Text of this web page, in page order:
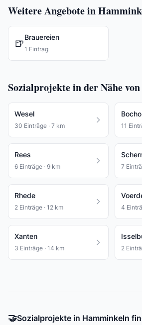
Weitere Angebote in
🍺
Brauereien
1 Eintrag
Sozialprojekte in der Nähe
Wesel
30 Einträge · 7 km 11
Rees
6 Einträge · 9 km 7
Rhede
2 Einträge · 12 km 4
Xanten
3 Einträge · 14 km 2
🤝Sozialprojekte in Hamminkeln